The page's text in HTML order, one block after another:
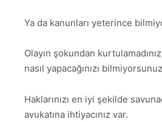
Ya da kanunları yeterince
Olayın şokundan
nasıl yapacağınızı
Haklarınızı en iyi şekilde
avukatına ihtiyacınız var.